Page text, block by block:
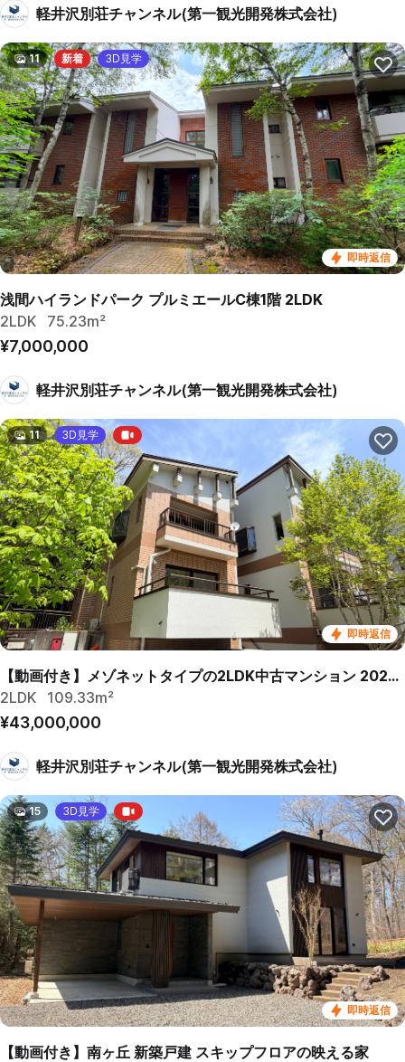
軽井沢別荘チャンネル(第一観光開発株式会社)
即時返信
11 新着 3D見学
浅間ハイランドパーク プルミエールC棟1階 2LDK
2LDK
75.23m²
¥7,000,000
軽井沢別荘チャンネル(第一観光開発株式会社)
即時返信
11 3D見学
【動画付き】メゾネットタイプの2LDK中古マンション 2026年リフォーム済
2LDK
109.33m²
¥43,000,000
軽井沢別荘チャンネル(第一観光開発株式会社)
即時返信
15 3D見学
【動画付き】南ヶ丘 新築戸建 スキップフロアの映える家